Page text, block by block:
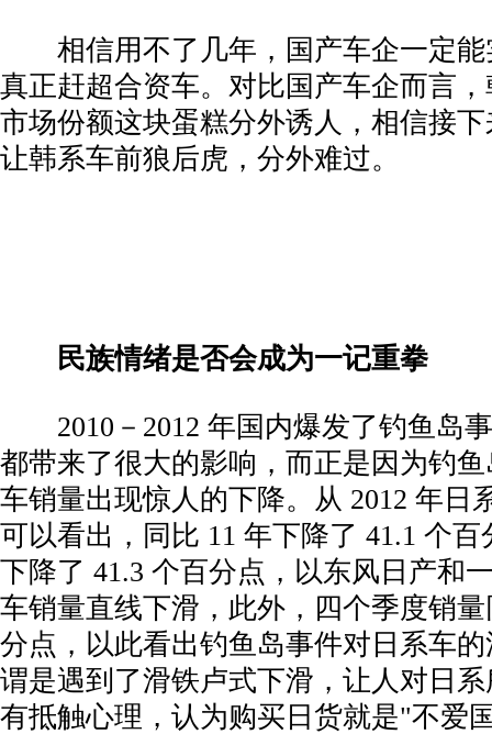
相信用不了几年，国产车企一定能
真正赶超合资车。对比国产车企而言
市场份额这块蛋糕分外诱人，相信接
让韩系车前狼后虎，分外难过。
民族情绪是否会成为一记重拳
2010－2012 年国内爆发了钓鱼岛
都带来了很大的影响，而正是因为钓
车销量出现惊人的下降。从 2012 年日
可以看出，同比 11 年下降了 41.1 个
下降了 41.3 个百分点，以东风日产和
车销量直线下滑，此外，四个季度销
分点，以此看出钓鱼岛事件对日系车
谓是遇到了滑铁卢式下滑，让人对日
有抵触心理，认为购买日货就是"不爱